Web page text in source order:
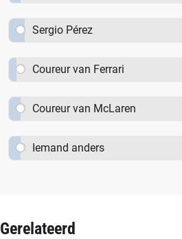
Sergio Pérez
Coureur van Ferrari
Coureur van McLaren
Iemand anders
Gerelateerd